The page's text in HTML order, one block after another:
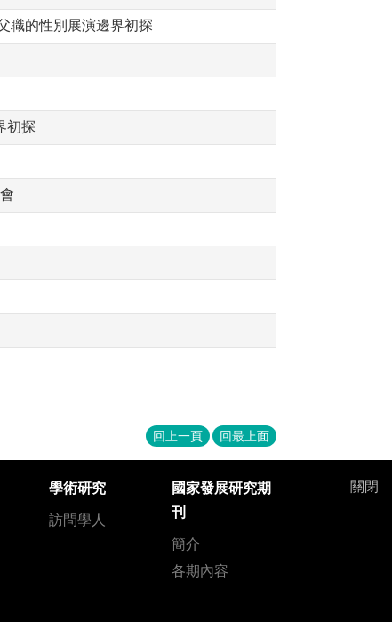
職的性別展演邊界初探
初探
回上一頁 回最上面
關閉
學術研究
訪問學人
國家發展研究期
刊
簡介
各期內容